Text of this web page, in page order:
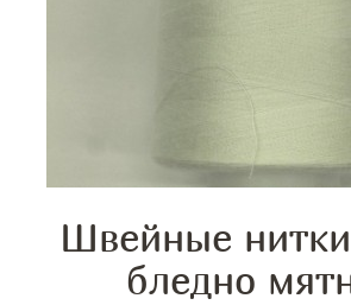
Швейные
бледно